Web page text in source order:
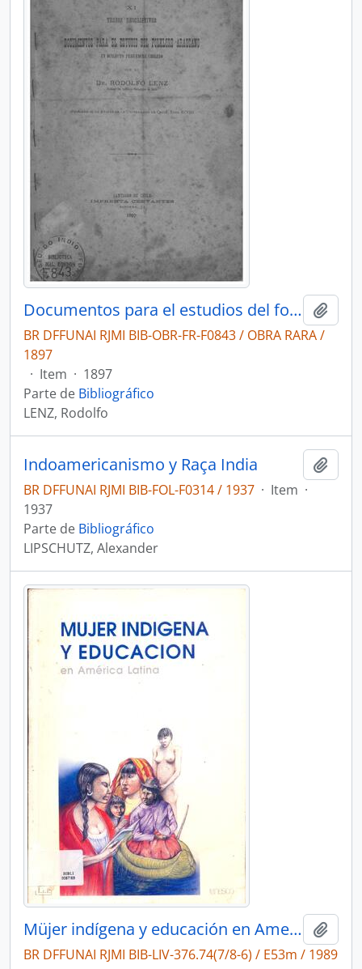
Documentos para el estudios del folklore araucano en dialecto pehuenche chileno
BR DFFUNAI RJMI BIB-OBR-FR-F0843 / OBRA RARA /
1897
· Item · 1897
Parte de Bibliográfico
LENZ, Rodolfo
Indoamericanismo y Raça India
BR DFFUNAI RJMI BIB-FOL-F0314 / 1937 · Item ·
1937
Parte de Bibliográfico
LIPSCHUTZ, Alexander
Müjer indígena y educación en America Latina
BR DFFUNAI RJMI BIB-LIV-376.74(7/8-6) / E53m / 1989